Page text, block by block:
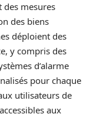
des mesures
des biens
déploient des
y compris des
d’alarme
pour chaque
utilisateurs de
aux